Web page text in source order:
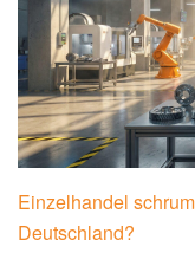
Einzelhandel
Deutschland?